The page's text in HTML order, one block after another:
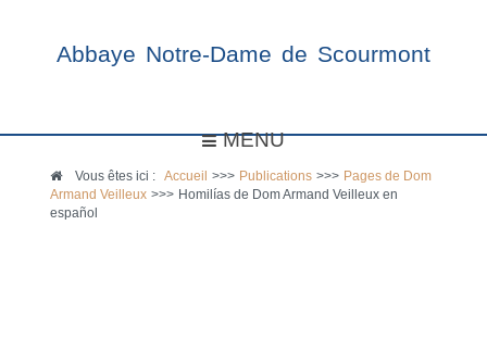
Abbaye Notre-Dame de Scourmont
MENU
Vous êtes ici :Accueil >>> Publications >>> Pages de Dom
Armand Veilleux >>> Homilías de Dom Armand Veilleux en
español